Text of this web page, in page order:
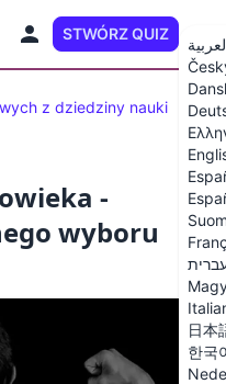
STWÓRZ QUIZ
日本
한국
z dziedziny nauki
-
wyboru